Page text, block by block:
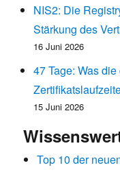
NIS2: Die
Stärkung des
16 Juni 2026
47 Tage: Was
15 Juni 2026
Top 10 der